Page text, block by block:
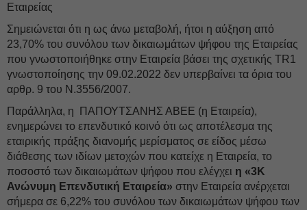
Εταιρείας
Σημειώνεται ότι η ως άνω μεταβολή, ήτοι η αύξηση από
23,70% του συνόλου των δικαιωμάτων ψήφου της Εταιρείας
που γνωστοποιήθηκε στην Εταιρεία βάσει της σχετικής TR1
γνωστοποίησης την 09.02.2022 δεν υπερβαίνει τα όρια του
αρθρ. 9 του Ν.3556/2007.
Παράλληλα, η ΠΑΠΟΥΤΣΑΝΗΣ ΑΒΕΕ (η Εταιρεία),
ενημερώνει το επενδυτικό κοινό ότι ως αποτέλεσμα της
εταιρικής πράξης διανομής μερίσματος σε είδος μέσω
διάθεσης των ιδίων μετοχών που κατείχε η Εταιρεία, το
ποσοστό των δικαιωμάτων ψήφου που ελέγχει η «3K
Ανώνυμη Επενδυτική Εταιρεία» στην Εταιρεία ανέρχεται
σήμερα σε 6,22% του συνόλου των δικαιωμάτων ψήφου των